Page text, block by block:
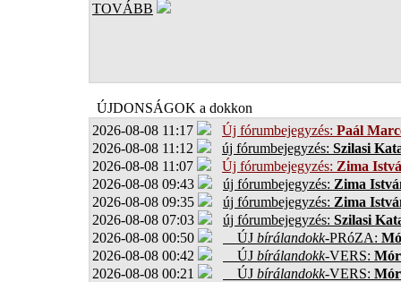
TOVÁBB
ÚJDONSÁGOK a dokkon
2026-08-08 11:17
Új fórumbejegyzés: Paál
2026-08-08 11:12
új fórumbejegyzés: Szilasi
2026-08-08 11:07
Új fórumbejegyzés: Zima
2026-08-08 09:43
új fórumbejegyzés: Zima
2026-08-08 09:35
új fórumbejegyzés: Zima
2026-08-08 07:03
új fórumbejegyzés: Szilasi
2026-08-08 00:50
ÚJ bírálandokk-PRóZA:
2026-08-08 00:42
ÚJ bírálandokk-VERS:
2026-08-08 00:21
ÚJ bírálandokk-VERS: